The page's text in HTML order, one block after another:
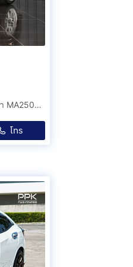
HONDA CIVIC FK HATCHBACK 1.5 TURBO AT ปี2018 สีดำ MA250728
โทร